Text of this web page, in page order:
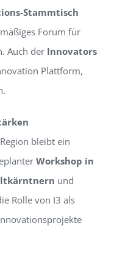
Stammtisch
Forum für
Auch der Innovators
Plattform,
bleibt ein
Workshop in
und
Rolle von I3 als